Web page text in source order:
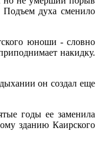
Подъем духа сменило
юноши - словно
накидку.
он создал еще
годы ее заменила
зданию Каирского